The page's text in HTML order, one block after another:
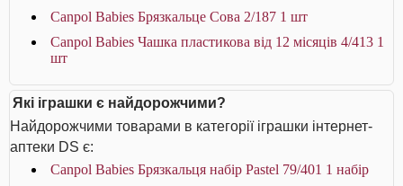
Canpol Babies Брязкальце Сова 2/187 1 шт
Canpol Babies Чашка пластикова від 12 місяців 4/413 1
шт
Які іграшки є найдорожчими?
Найдорожчими товарами в категорії іграшки інтернет-
аптеки DS є:
Canpol Babies Брязкальця набір Раstel 79/401 1 набір